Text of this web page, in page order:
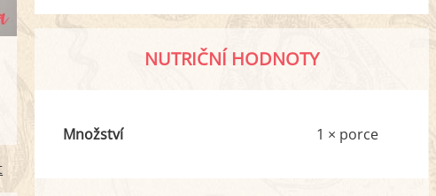
NUTRIČNÍ HODNOTY
Množství 1 × porce